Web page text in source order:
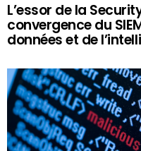
L’essor de la
convergence du
données et de